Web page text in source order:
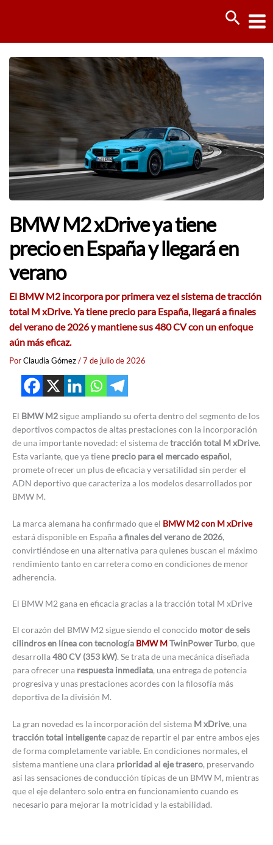
BMW M2 xDrive ya tiene
precio en España y llegará en
verano
El BMW M2 incorpora por primera vez el sistema de tracción
total M xDrive. Ya tiene precio para España, llegará a finales
del verano de 2026 y mantiene sus 480 CV con un enfoque
aún más eficaz.
PorClaudia Gómez/7 de julio de 2026
El BMW M2sigue ampliando su oferta dentro del segmento de los
deportivos compactos de altas prestaciones con la incorporación
de una importante novedad: el sistema detracción total M xDrive.
Esta variante, que ya tiene precio para el mercado español,
promete ofrecer un plus de eficacia y versatilidad sin perder el
ADN deportivo que caracteriza a los modelos desarrollados por
BMW M.
La marca alemana ha confirmado que el BMW M2 con M xDrive
estará disponible en Españaa finales del verano de 2026,
convirtiéndose en una alternativa para quienes buscan el máximo
rendimiento tanto en carretera como en condiciones de menor
adherencia.
El BMW M2 gana en eficacia gracias a la tracción total M xDrive
El corazón del BMW M2 sigue siendo el conocido motor de seis
cilindros en línea con tecnología BMW MTwinPower Turbo, que
desarrolla480 CV (353 kW). Se trata de una mecánica diseñada
para ofrecer una respuesta inmediata, una entrega de potencia
progresiva y unas prestaciones acordes con la filosofía más
deportiva de la división M.
La gran novedad es la incorporación del sistema M xDrive, una
tracción total inteligentecapaz de repartir el par entre ambos ejes
de forma completamente variable. En condiciones normales, el
sistema mantiene una clara prioridad al eje trasero, preservando
así las sensaciones de conducción típicas de un BMW M, mientras
que el eje delantero solo entra en funcionamiento cuando es
necesario para mejorar la motricidad y la estabilidad.